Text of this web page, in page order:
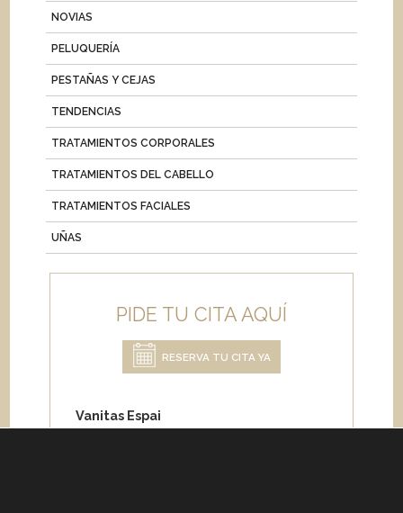
NOVIAS
PELUQUERÍA
PESTAÑAS Y CEJAS
TENDENCIAS
TRATAMIENTOS CORPORALES
TRATAMIENTOS DEL CABELLO
TRATAMIENTOS FACIALES
UÑAS
PIDE TU CITA AQUÍ
RESERVA TU CITA YA
Vanitas Espai
Carrer de Paris 204